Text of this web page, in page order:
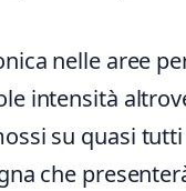
nelle aree
intensità
su quasi
che